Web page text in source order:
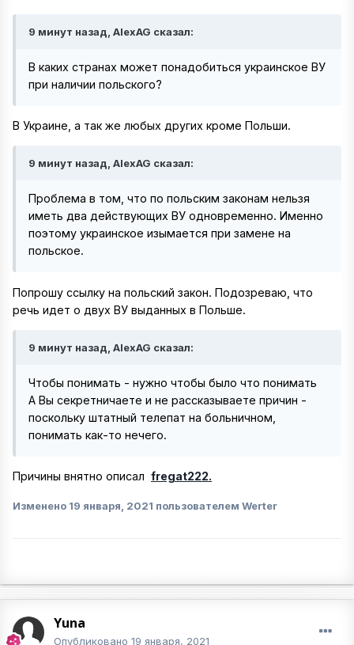
9 минут назад, AlexAG сказал:
В каких странах может понадобиться украинское ВУ
при наличии польского?
В Украине, а так же любых других кроме Польши.
9 минут назад, AlexAG сказал:
Проблема в том, что по польским законам нельзя
иметь два действующих ВУ одновременно. Именно
поэтому украинское изымается при замене на
польское.
Попрошу ссылку на польский закон. Подозреваю, что
речь идет о двух ВУ выданных в Польше.
9 минут назад, AlexAG сказал:
Чтобы понимать - нужно чтобы было что понимать
А Вы секретничаете и не рассказываете причин -
поскольку штатный телепат на больничном,
понимать как-то нечего.
Причины внятно описал fregat222.
Изменено 19 января, 2021 пользователем Werter
Yuna
Опубликовано 19 января, 2021